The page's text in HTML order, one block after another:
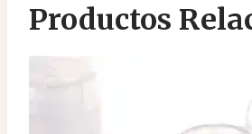
Productos